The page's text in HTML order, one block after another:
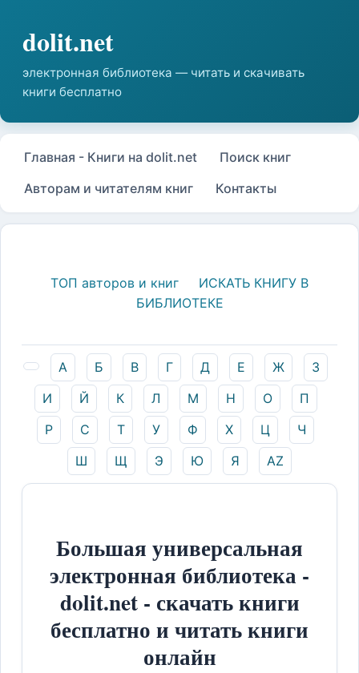
Главная - Книги на dolit.net
Поиск книг
Авторам и читателям книг
Контакты
ТОП авторов и книг
ИСКАТЬ КНИГУ В
БИБЛИОТЕКЕ
А Б В Г Д Е Ж
З
И
Й К Л М Н О
П
Р
С Т У Ф Х Ц
Ч
Ш
Щ Э Ю Я AZ
Большая универсальная
электронная библиотека -
dolit.net - скачать книги
бесплатно и читать книги
онлайн